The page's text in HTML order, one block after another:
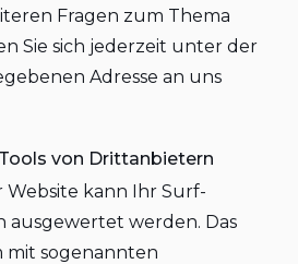
Fragen zum Thema
Sie sich jederzeit unter der
Adresse an uns
von Drittanbietern
Website kann Ihr Surf-
ausgewertet werden. Das
mit sogenannten